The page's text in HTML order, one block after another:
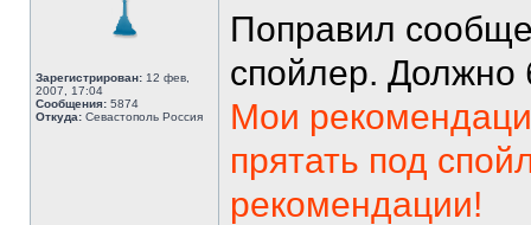
Зарегистрирован: 12 фев,
2007, 17:04
Сообщения: 5874
Откуда: Севастополь Россия
Поправил
спойлер. Должно
Мои
прятать под
рекомендации!